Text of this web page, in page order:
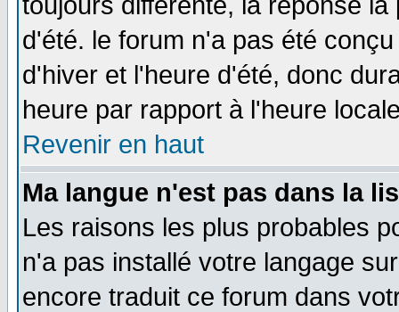
d'été. le forum n'a pas été
d'hiver et l'heure d'été, donc
heure par rapport à l'heure
Revenir en haut
Ma langue n'est pas dans la
Les raisons les plus probables
n'a pas installé votre langage
encore traduit ce forum dans